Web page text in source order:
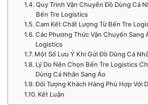
Quy Trình Vận Chuyển Đồ Dùng Cá
Bến Tre Logistics
Cam Kết Chất Lượng Từ Bến Tre
Các Phương Thức Vận Chuyển Sang
Logistics
Một Số Lưu Ý Khi Gửi Đồ Dùng Cá
Lý Do Nên Chọn Bến Tre Logistics
Dùng Cá Nhân Sang Áo
Đối Tượng Khách Hàng Phù Hợp Với
Kết Luận